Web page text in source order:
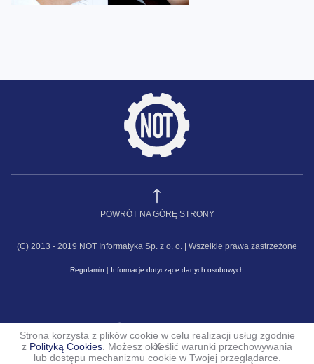
POWRÓT NA GÓRĘ STRONY
(C) 2013 - 2019 NOT Informatyka Sp. z o. o. | Wszelkie prawa zastrzeżone
Regulamin Informacje dotyczące danych osobowych
X
Strona korzysta z plików cookie w celu realizacji usług zgodnie
z Polityką Cookies . Możesz określić warunki przechowywania
lub dostępu mechanizmu cookie w Twojej przeglądarce.